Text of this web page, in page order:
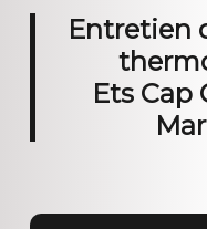
Entretien
Ets Cap